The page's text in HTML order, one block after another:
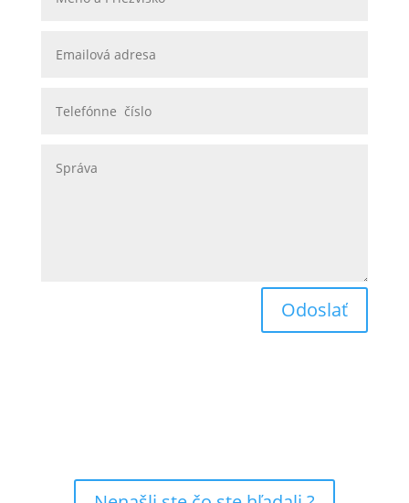
Odoslať